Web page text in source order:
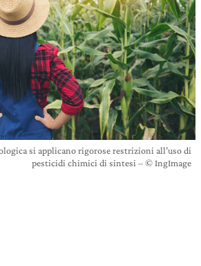
si applicano rigorose restrizioni all’uso di
pesticidi chimici di sintesi – © IngImage